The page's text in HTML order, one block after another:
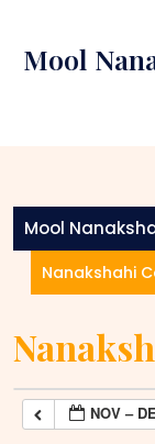
contentMool
Mool
Nanakshahi
NOV –